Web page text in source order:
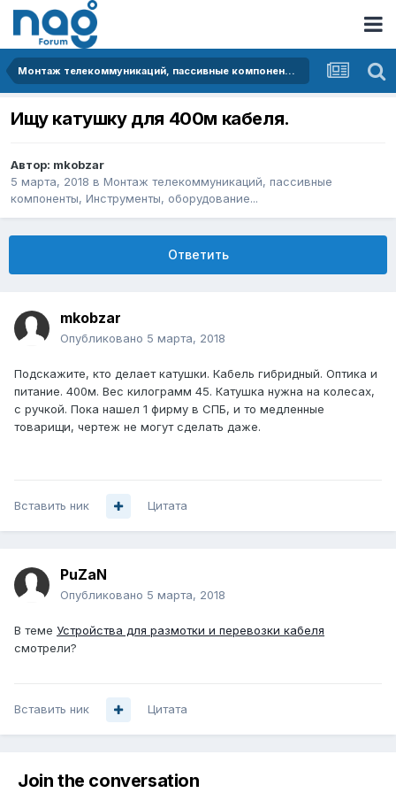
Монтаж телекоммуникаций, пассивные компоненты, Инструменты, оборудование...
Ищу катушку для 400м кабеля.
Автор: mkobzar
5 марта, 2018 в Монтаж телекоммуникаций, пассивные
компоненты, Инструменты, оборудование...
Ответить
mkobzar
Опубликовано 5 марта, 2018
Подскажите, кто делает катушки. Кабель гибридный. Оптика и
питание. 400м. Вес килограмм 45. Катушка нужна на колесах,
с ручкой. Пока нашел 1 фирму в СПБ, и то медленные
товарищи, чертеж не могут сделать даже.
Вставить ник Цитата
PuZaN
Опубликовано 5 марта, 2018
В теме Устройства для размотки и перевозки кабеля
смотрели?
Вставить ник Цитата
Join the conversation